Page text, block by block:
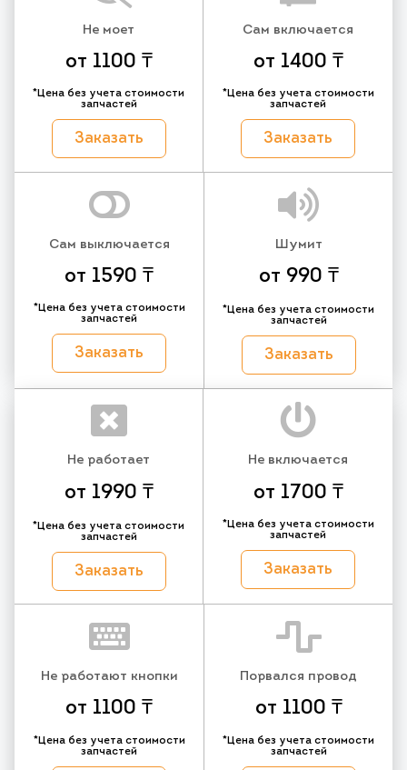
Не моет
от 1100 ₸
*Цена без учета стоимости
запчастей
Заказать
Сам включается
от 1400 ₸
*Цена без учета стоимости
запчастей
Заказать
Сам выключается
от 1590 ₸
*Цена без учета стоимости
запчастей
Заказать
Шумит
от 990 ₸
*Цена без учета стоимости
запчастей
Заказать
Не работает
от 1990 ₸
*Цена без учета стоимости
запчастей
Заказать
Не включается
от 1700 ₸
*Цена без учета стоимости
запчастей
Заказать
Не работают кнопки
от 1100 ₸
*Цена без учета стоимости
запчастей
Порвался провод
от 1100 ₸
*Цена без учета стоимости
запчастей